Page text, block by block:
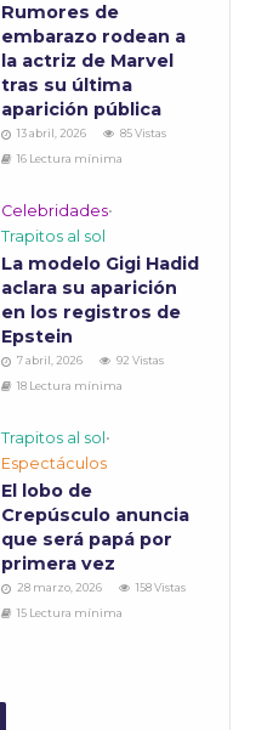
Rumores de
embarazo rodean a
la actriz de Marvel
tras su última
aparición pública
13 abril, 2026
85 Vistas
16 Lectura mínima
Celebridades•
Trapitos al sol
La modelo Gigi Hadid
aclara su aparición
en los registros de
Epstein
7 abril, 2026
92 Vistas
18 Lectura mínima
Trapitos al sol •
Espectáculos
El lobo de
Crepúsculo anuncia
que será papá por
primera vez
28 marzo, 2026
158 Vistas
15 Lectura mínima